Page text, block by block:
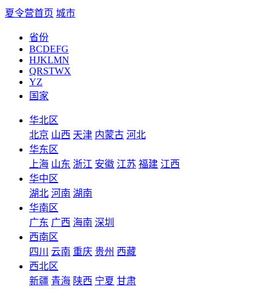
夏令营首页 城市
省份
BCDEFG
HJKLMN
QRSTWX
YZ
国家
华北区
北京 山西 天津 内蒙古 河北
华东区
上海 山东 浙江 安徽 江苏 福建 江西
华中区
湖北 河南 湖南
华南区
广东 广西 海南 深圳
西南区
四川
云南 重庆 贵州 西藏
西北区
新疆 青海 陕西 宁夏 甘肃